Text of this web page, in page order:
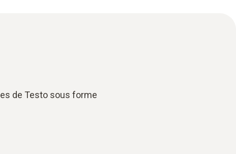
de Testo sous forme